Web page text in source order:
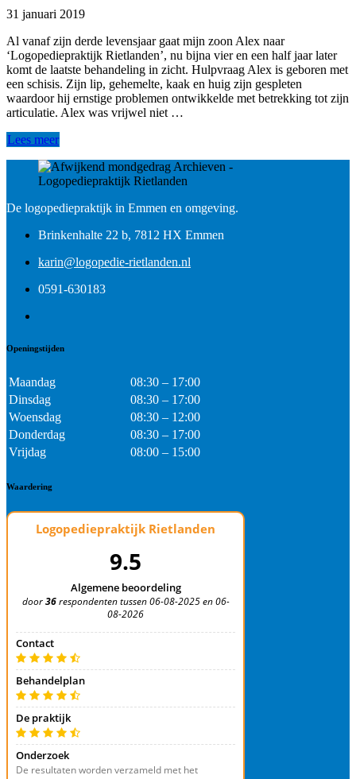
31 januari 2019
Al vanaf zijn derde levensjaar gaat mijn zoon Alex naar
‘Logopediepraktijk Rietlanden’, nu bijna vier en een half jaar later
komt de laatste behandeling in zicht. Hulpvraag Alex is geboren met
een schisis. Zijn lip, gehemelte, kaak en huig zijn gespleten
waardoor hij ernstige problemen ontwikkelde met betrekking tot zijn
articulatie. Alex was vrijwel niet …
Lees meer
De logopediepraktijk in Emmen en omgeving.
Brinkenhalte 22 b, 7812 HX Emmen
karin@logopedie-rietlanden.nl
0591-630183
Openingstijden
Maandag
08:30 – 17:00
Dinsdag
08:30 – 17:00
Woensdag
08:30 – 12:00
Donderdag
08:30 – 17:00
Vrijdag
08:00 – 15:00
Waardering